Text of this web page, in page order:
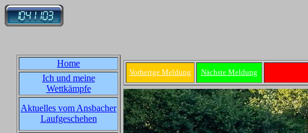
Home
Ich und meine
Wettkämpfe
Aktuelles vom Ansbacher
Laufgeschehen
Vorherige Meldung Nächste Meldung